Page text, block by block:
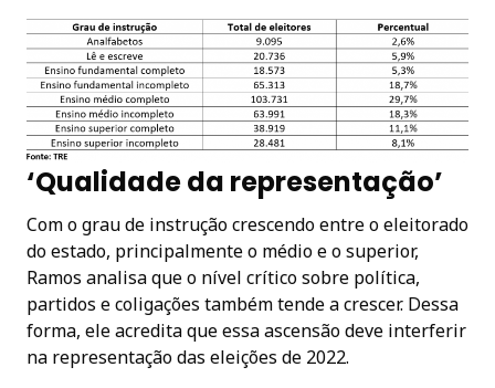
‘Qualidade da representação’
Com o grau de instrução crescendo entre o eleitorado
do estado, principalmente o médio e o superior,
Ramos analisa que o nível crítico sobre política,
partidos e coligações também tende a crescer. Dessa
forma, ele acredita que essa ascensão deve interferir
na representação das eleições de 2022.